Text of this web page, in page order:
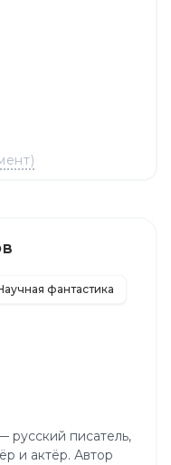
фантастика
русский писатель,
и актёр. Автор